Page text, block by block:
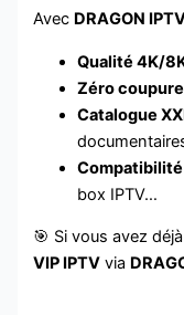
Avec DRAGON
Qualité 4K/
Zéro
Catalogue
box IPTV…
🎯 Si vous avez
VIP IPTV via